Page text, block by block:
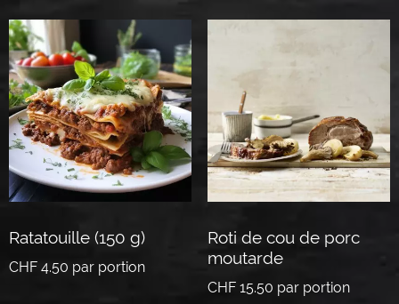
Ratatouille (150 g)
CHF 4.50 par portion
Roti de cou de porc
moutarde
CHF15.50 par portion